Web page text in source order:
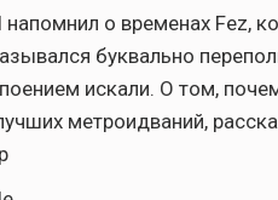
напомнил о временах Fez,
буквально
искали. О том,
метроидваний,